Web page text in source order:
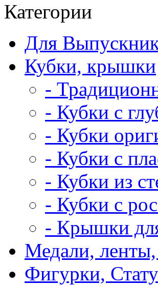
Категории
Для
Кубки, крышки
-
- Кубки с
- Кубки
- Кубки с
- Кубки из
- Кубки с
- Крышки
Медали,
Фигурки,